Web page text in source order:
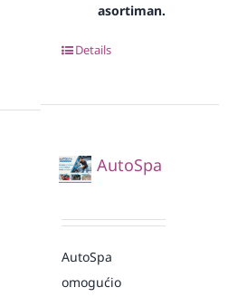
asortiman.
Details
AutoSpa
AutoSpa
omogućio